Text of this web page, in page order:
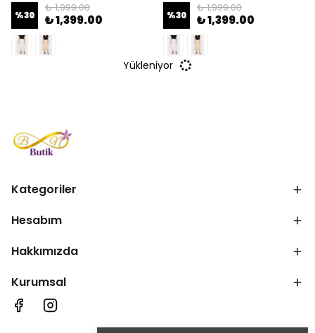
%30
₺ 1,999.00
₺ 1,399.00 %30
₺ 1,999.00
₺ 1,399.00
Yükleniyor
Kategoriler
Hesabım
Hakkımızda
Kurumsal